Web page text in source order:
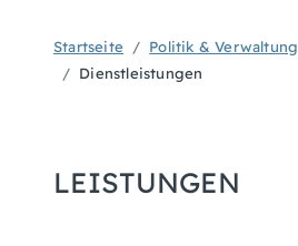
Startseite Politik & Verwaltung
Dienstleistungen
LEISTUNGEN